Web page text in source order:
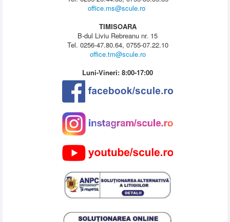
office.ms@scule.ro
TIMISOARA
B-dul Liviu Rebreanu nr. 15
Tel. 0256-47.80.64, 0755-07.22.10
office.tm@scule.ro
Luni-Vineri: 8:00-17:00